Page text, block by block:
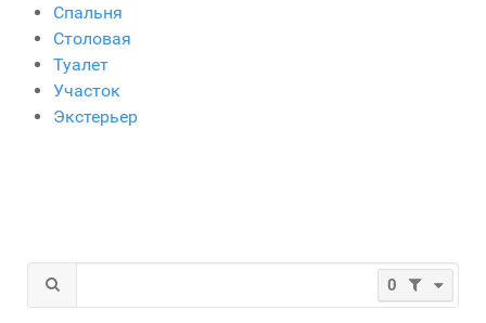
Спальня
Столовая
Туалет
Участок
Экстерьер
0